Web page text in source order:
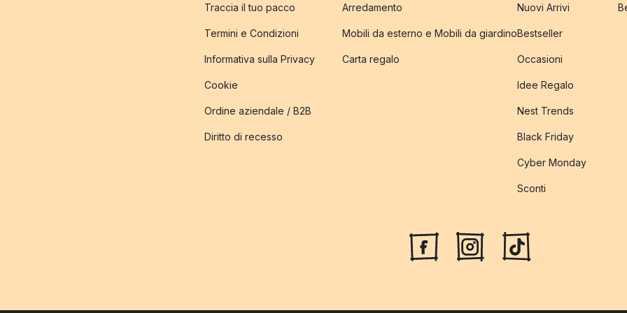
Traccia il tuo pacco
Termini e Condizioni
Informativa sulla Privacy
Cookie
Ordine aziendale / B2B
Diritto di recesso
Arredamento
Mobili da esterno e Mobili da giardino
Carta regalo
Nuovi Arrivi
Bestseller
Occasioni
Idee Regalo
Nest Trends
Black Friday
Cyber Monday
Sconti